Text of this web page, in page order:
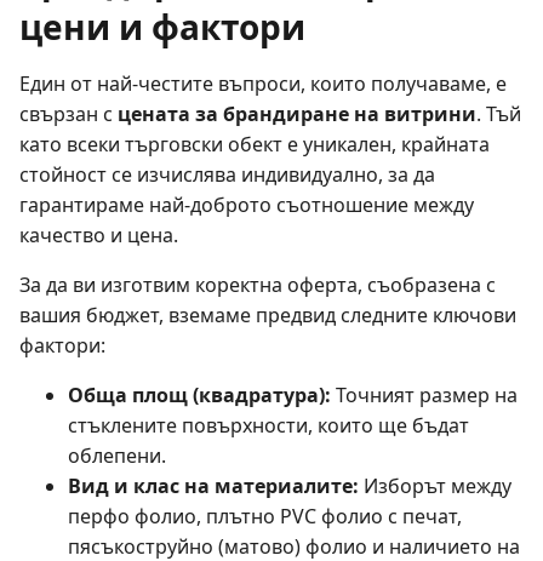
цени и фактори
Един от най-честите въпроси, които получаваме, е
свързан с цената за брандиране на витрини. Тъй
като всеки търговски обект е уникален, крайната
стойност се изчислява индивидуално, за да
гарантираме най-доброто съотношение между
качество и цена.
За да ви изготвим коректна оферта, съобразена с
вашия бюджет, вземаме предвид следните ключови
фактори:
Обща площ (квадратура): Точният размер на
стъклените повърхности, които ще бъдат
облепени.
Вид и клас на материалите: Изборът между
перфо фолио, плътно PVC фолио с печат,
пясъкоструйно (матово) фолио и наличието на